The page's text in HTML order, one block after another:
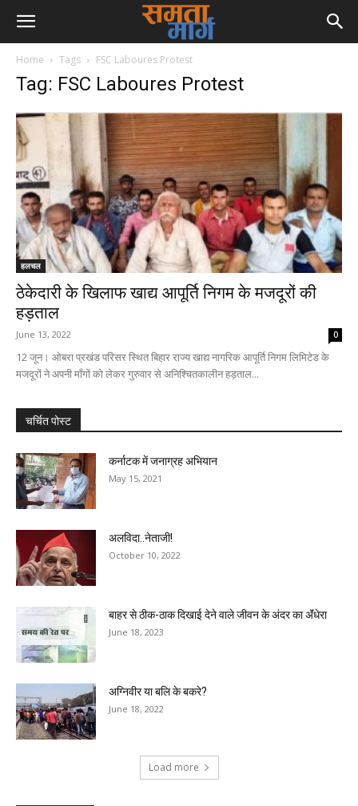
Home Tags FSC Laboures Protest
Tag: FSC Laboures Protest
हलचल
ठेकेदारी के खिलाफ खाद्य आपूर्ति निगम के मजदूरों की
हड़ताल
June 13, 2022 0
12 जून। ओबरा प्रखंड परिसर स्थित बिहार राज्य खाद्य नागरिक आपूर्ति निगम लिमिटेड के
मजदूरों ने अपनी माँगों को लेकर गुरुवार से अनिश्चितकालीन हड़ताल...
चर्चित पोस्ट
कर्नाटक में जनाग्रह अभियान
May 15, 2021
अलविदा..नेताजी!
October 10, 2022
बाहर से ठीक-ठाक दिखाई देने वाले जीवन के अंदर का ॲंधेरा
June 18, 2023
अग्निवीर या बलि के बकरे?
June 18, 2022
Load more